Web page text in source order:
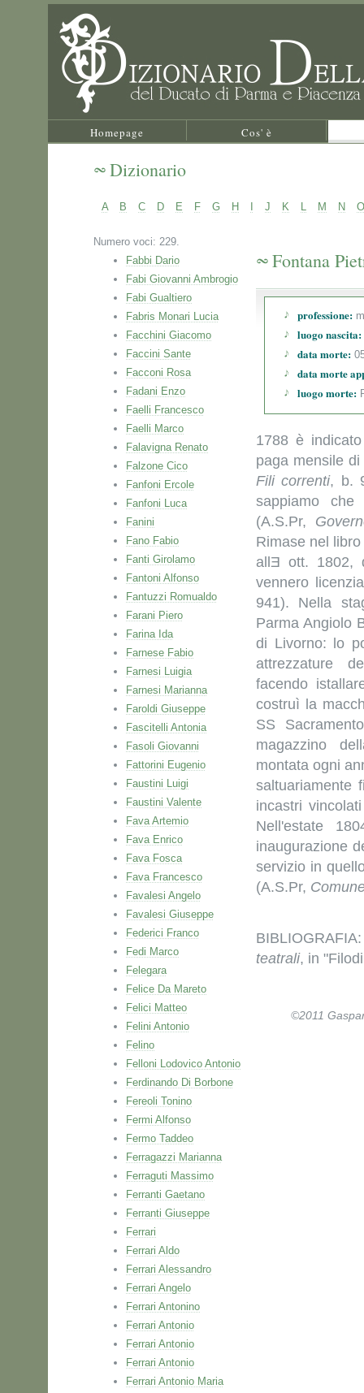
Homepage Cos' è
Dizionario
A B C D E F G H J K L M N O
Numero voci: 229.
Fabbi Dario
Fabi Giovanni Ambrogio
Fabi Gualtiero
Fabris Monari Lucia
Facchini Giacomo
Faccini Sante
Facconi Rosa
Fadani Enzo
Faelli Francesco
Faelli Marco
Falavigna Renato
Falzone Cico
Fanfoni Ercole
Fanfoni Luca
Fanini
Fano Fabio
Fanti Girolamo
Fantoni Alfonso
Fantuzzi Romualdo
Farani Piero
Farina Ida
Farnese Fabio
Farnesi Luigia
Farnesi Marianna
Faroldi Giuseppe
Fascitelli Antonia
Fasoli Giovanni
Fattorini Eugenio
Faustini Luigi
Faustini Valente
Fava Artemio
Fava Enrico
Fava Fosca
Fava Francesco
Favalesi Angelo
Favalesi Giuseppe
Federici Franco
Fedi Marco
Felegara
Felice Da Mareto
Felici Matteo
Felini Antonio
Felino
Felloni Lodovico Antonio
Ferdinando Di Borbone
Fereoli Tonino
Fermi Alfonso
Fermo Taddeo
Ferragazzi Marianna
Ferraguti Massimo
Ferranti Gaetano
Ferranti Giuseppe
Ferrari
Ferrari Aldo
Ferrari Alessandro
Ferrari Angelo
Ferrari Antonino
Ferrari Antonio
Ferrari Antonio
Ferrari Antonio
Ferrari Antonio Maria
Fontana
professione:
luogo nascita:
data morte:
data morte
luogo morte:
1788 è
paga mensile
Fili correnti, b.
sappiamo
(A.S.Pr,
Rimase nel
allƎ ott. 1802,
vennero
941). Nella
Parma Angiolo
di Livorno: lo
attrezzature
facendo
costruì la
SS
magazzino
montata ogni
saltuariamente
incastri
Nell'estate
inaugurazione
servizio in
(A.S.Pr,
teatrali, in
©2011